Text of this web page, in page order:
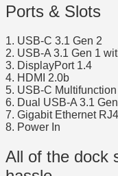
Ports & Slots
1. USB-C 3.1 Gen 2
2. USB-A 3.1 Gen 1
3. DisplayPort 1.4
4. HDMI 2.0b
5. USB-C
6. Dual USB-A 3.1
7. Gigabit Ethernet
8. Power In
All of the dock